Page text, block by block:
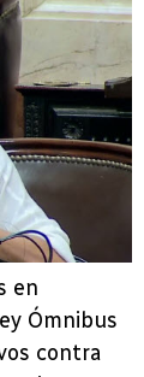
en
Ómnibus
contra